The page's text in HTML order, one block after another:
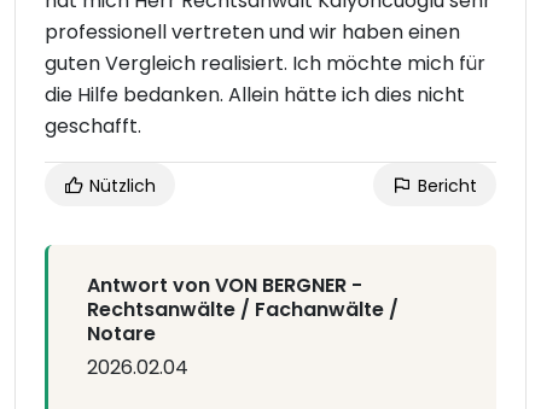
professionell vertreten und wir haben einen
guten Vergleich realisiert. Ich möchte mich für
die Hilfe bedanken. Allein hätte ich dies nicht
geschafft.
Nützlich Bericht
Antwort von VON BERGNER -
Rechtsanwälte / Fachanwälte /
Notare
2026.02.04